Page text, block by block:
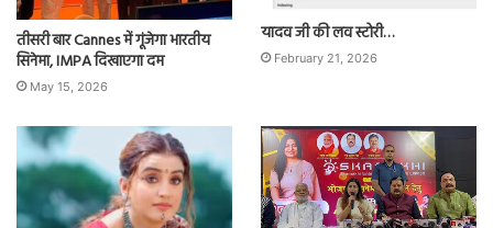
तीसरी बार Cannes में गूंजेगा भारतीय
सिनेमा, IMPA दिखाएगा दम
May 15, 2026
यादव जी की लव स्टोरी…
February 21, 2026